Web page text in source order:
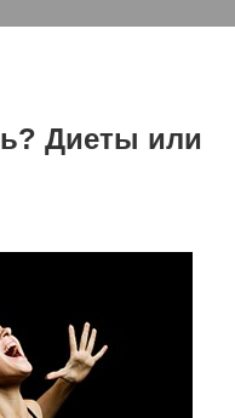
Диеты или